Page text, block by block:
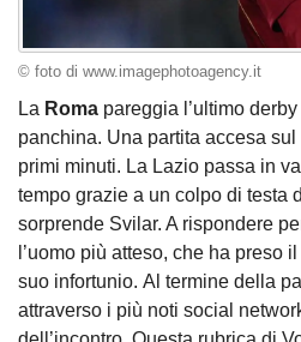
© foto di www.imagephotoagency.it
La Roma pareggia l’ultimo
panchina. Una partita accesa
primi minuti. La Lazio passa in
tempo grazie a un colpo di testa
sorprende Svilar. A rispondere
l’uomo più atteso, che ha preso
suo infortunio. Al termine della
attraverso i più noti social